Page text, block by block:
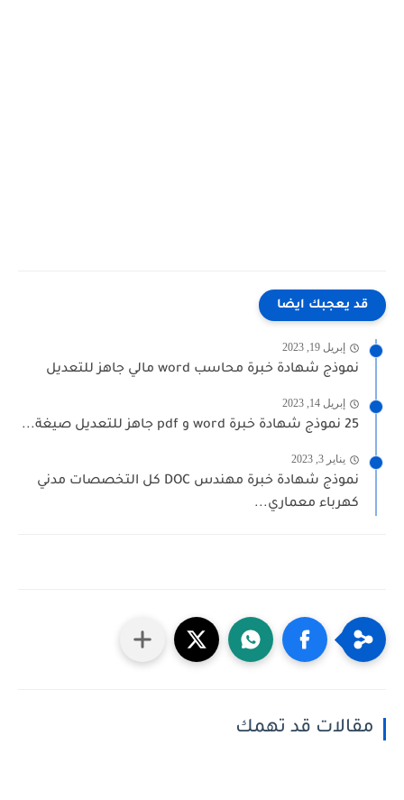
قد يعجبك ايضا
إبريل 19, 2023
نموذج شهادة خبرة محاسب word مالي جاهز للتعديل
إبريل 14, 2023
25 نموذج شهادة خبرة word و pdf جاهز للتعديل صيغة...
يناير 3, 2023
نموذج شهادة خبرة مهندس DOC كل التخصصات مدني
كهرباء معماري...
مقالات قد تهمك